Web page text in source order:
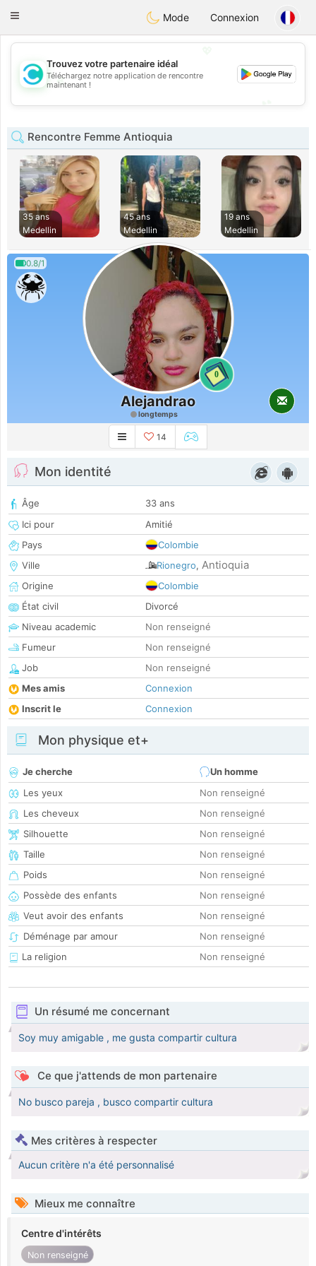
olombiaCitas
Toggle
Mode Connexion
💖
💕
Trouvez votre partenaire idéal
Téléchargez notre application de rencontre
maintenant !
Rencontre Femme Antioquia
35 ans
Medellin
45 ans
Medellin
19 ans
Medellin
0.8/1
0
Alejandrao
longtemps
14
Mon identité
Âge
33 ans
Ici pour
Amitié
Pays
Colombie
Ville
Rionegro, Antioquia
Origine
Colombie
État civil
Divorcé
Niveau academic
Non renseigné
Fumeur
Non renseigné
Job
Non renseigné
Mes amis
Connexion
Inscrit le
Connexion
Mon physique et+
Je cherche
Un homme
Les yeux
Non renseigné
Les cheveux
Non renseigné
Silhouette
Non renseigné
Taille
Non renseigné
Poids
Non renseigné
Possède des enfants
Non renseigné
Veut avoir des enfants
Non renseigné
Déménage par amour
Non renseigné
La religion
Non renseigné
Un résumé me concernant
Soy muy amigable , me gusta compartir cultura
Ce que j'attends de mon partenaire
No busco pareja , busco compartir cultura
Mes critères à respecter
Aucun critère n'a été personnalisé
Mieux me connaître
Centre d'intérêts
Non renseigné